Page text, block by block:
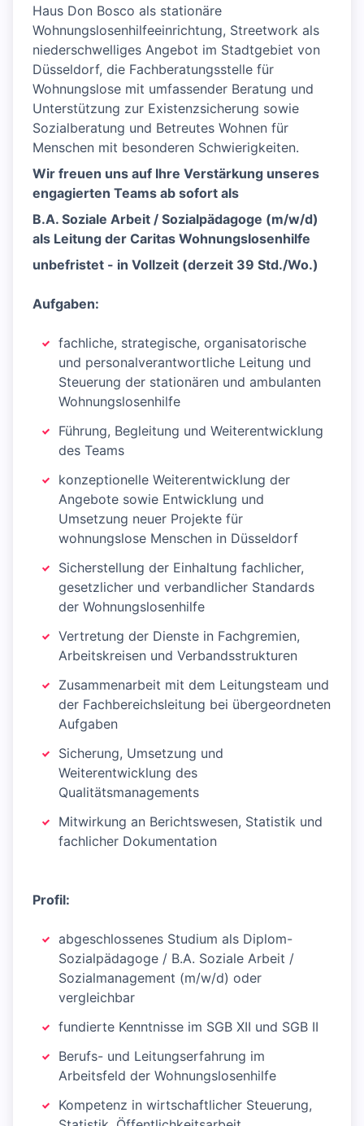
Haus Don Bosco als stationäre
Wohnungslosenhilfeeinrichtung, Streetwork als
niederschwelliges Angebot im Stadtgebiet von
Düsseldorf, die Fachberatungsstelle für
Wohnungslose mit umfassender Beratung und
Unterstützung zur Existenzsicherung sowie
Sozialberatung und Betreutes Wohnen für
Menschen mit besonderen Schwierigkeiten.
Wir freuen uns auf Ihre Verstärkung unseres
engagierten Teams ab sofort als
B.A. Soziale Arbeit / Sozialpädagoge (m/w/d)
als Leitung der Caritas Wohnungslosenhilfe
unbefristet - in Vollzeit (derzeit 39 Std./Wo.)
Aufgaben:
fachliche, strategische, organisatorische
und personalverantwortliche Leitung und
Steuerung der stationären und ambulanten
Wohnungslosenhilfe
Führung, Begleitung und Weiterentwicklung
des Teams
konzeptionelle Weiterentwicklung der
Angebote sowie Entwicklung und
Umsetzung neuer Projekte für
wohnungslose Menschen in Düsseldorf
Sicherstellung der Einhaltung fachlicher,
gesetzlicher und verbandlicher Standards
der Wohnungslosenhilfe
Vertretung der Dienste in Fachgremien,
Arbeitskreisen und Verbandsstrukturen
Zusammenarbeit mit dem Leitungsteam und
der Fachbereichsleitung bei übergeordneten
Aufgaben
Sicherung, Umsetzung und
Weiterentwicklung des
Qualitätsmanagements
Mitwirkung an Berichtswesen, Statistik und
fachlicher Dokumentation
Profil:
abgeschlossenes Studium als Diplom-
Sozialpädagoge / B.A. Soziale Arbeit /
Sozialmanagement (m/w/d) oder
vergleichbar
fundierte Kenntnisse im SGB XII und SGB II
Berufs- und Leitungserfahrung im
Arbeitsfeld der Wohnungslosenhilfe
Kompetenz in wirtschaftlicher Steuerung,